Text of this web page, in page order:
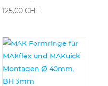
125.00CHF